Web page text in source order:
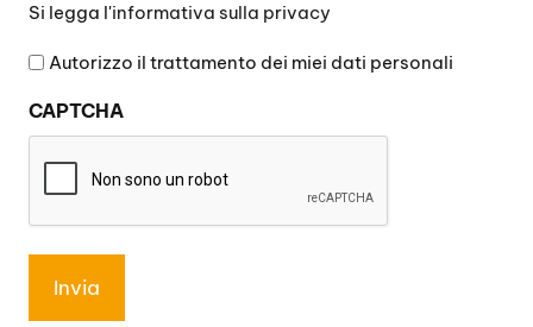
legga
l'informativa
privacy
Si legga l'informativa sulla privacy
Autorizzo il trattamento dei miei dati personali
CAPTCHA